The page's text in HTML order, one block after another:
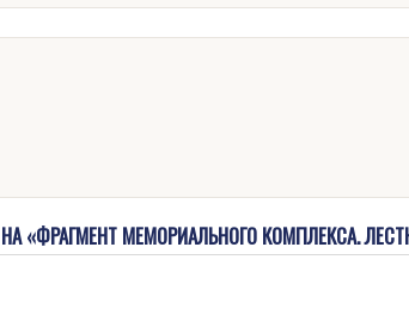
«ФРАГМЕНТ МЕМОРИАЛЬНОГО КОМПЛЕКСА.